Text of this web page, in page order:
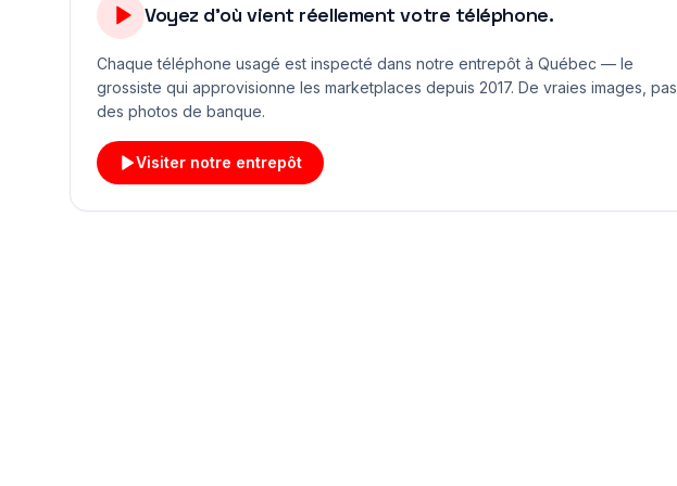
Voyez d'où vient réellement votre téléphone.
Chaque téléphone usagé est inspecté dans notre entrepôt à Québec — le
grossiste qui approvisionne les marketplaces depuis 2017. De vraies images, pas
des photos de banque.
Visiter notre entrepôt